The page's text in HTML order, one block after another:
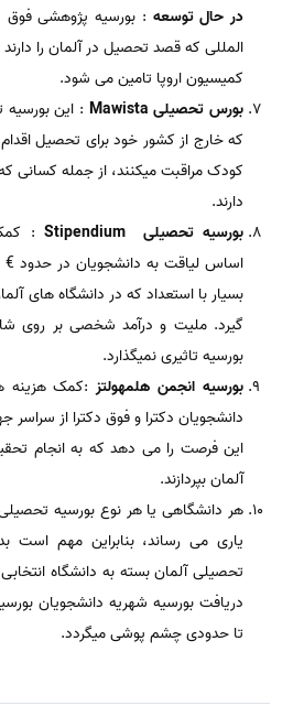
در حال توسعه : بورسیه پژوهشی فوق
المللی که قصد تحصیل در آلمان را
کمیسیون اروپا تامین می شود.
بورس تحصیلی Mawista
: این
که خارج از کشور خود برای تحصیل
کودک مراقبت میکنند، از جمله کسانی
دارند.
بورسیه تحصیلی Stipendium
:
بسیار با استعداد که در دانشگاه های
گیرد. ملیت و درآمد شخصی بر روی
بورسیه تاثیری نمیگذارد.
بورسیه انجمن هلمهولتز:کمک هزینه
دانشجویان دکترا و فوق دکترا از سراسر
این فرصت را می دهد که به انجام
آلمان بپردازند.
هر دانشگاهی یا هر نوع بورسیه
یاری می رساند، بنابراین مهم است
تحصیلی آلمان بسته به دانشگاه
دریافت بورسیه شهریه دانشجویان
تا حدودی چشم پوشی میگردد.